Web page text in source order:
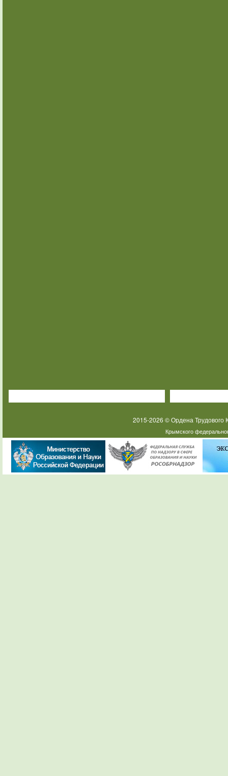
2015-2026 © Ордена
Крымского